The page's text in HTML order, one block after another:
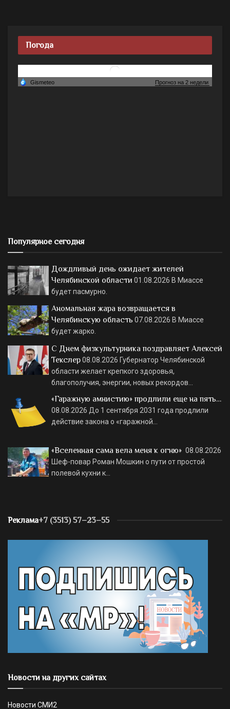
Погода
Популярное сегодня
Дождливый день ожидает жителей
Челябинской области 01.08.2026 В Миассе
будет пасмурно.
Аномальная жара возвращается в
Челябинскую область 07.08.2026 В Миассе
будет жарко.
С Днем физкультурника поздравляет Алексей
Текслер08.08.2026 Губернатор Челябинской
области желает крепкого здоровья,
благополучия, энергии, новых рекордов…
«Гаражную амнистию» продлили еще на пять…
08.08.2026 До 1 сентября 2031 года продлили
действие закона о «гаражной…
«Вселенная сама вела меня к огню» 08.08.2026
Шеф-повар Роман Мошкин о пути от простой
полевой кухни к…
Реклама+7 (3513) 57–23–55
Новости на других сайтах
Новости СМИ2